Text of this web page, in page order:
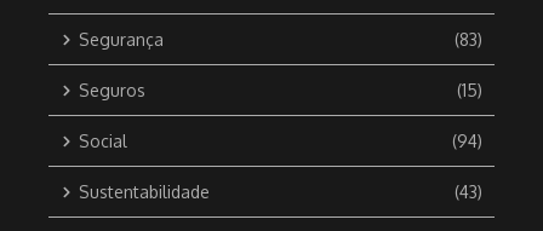
Segurança (83)
Seguros (15)
Social (94)
Sustentabilidade (43)